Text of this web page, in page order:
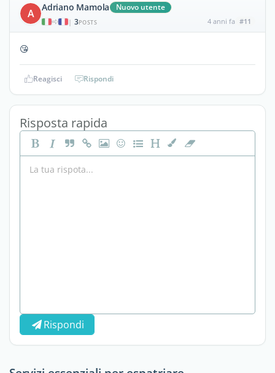
A Adriano Mamola Nuovo utente
| 3POSTS 4 anni fa #11
😘
Reagisci Rispondi
Risposta rapida
Rispondi